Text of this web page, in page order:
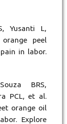
Yusanti L,
peel
in labor.
BRS,
PCL, et al.
orange oil
Explore